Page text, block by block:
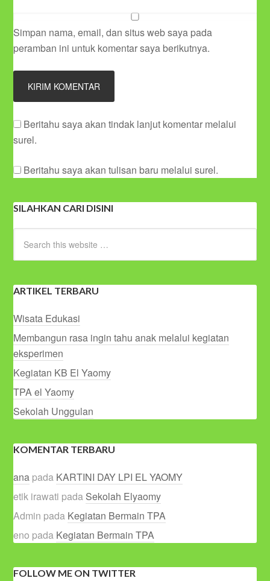
Simpan nama, email, dan situs web saya pada
peramban ini untuk komentar saya berikutnya.
Beritahu saya akan tindak lanjut komentar melalui
surel.
Beritahu saya akan tulisan baru melalui surel.
SILAHKAN CARI DISINI
ARTIKEL TERBARU
Wisata Edukasi
Membangun rasa ingin tahu anak melalui kegiatan
eksperimen
Kegiatan KB El Yaomy
TPA el Yaomy
Sekolah Unggulan
KOMENTAR TERBARU
ana pada KARTINI DAY LPI EL YAOMY
etik irawati pada Sekolah Elyaomy
Admin pada Kegiatan Bermain TPA
eno pada Kegiatan Bermain TPA
FOLLOW ME ON TWITTER